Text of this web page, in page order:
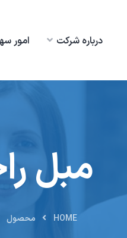
درباره شرکت امور
مبل
HOME محصول